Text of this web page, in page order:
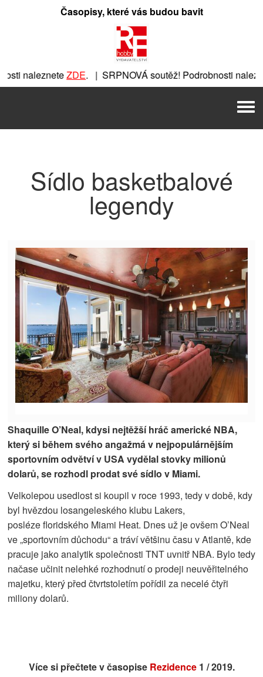
Časopisy, které vás budou bavit
nalezneteZDE. | SRPNOVÁ soutěž! Podrobnosti
. |
Sídlo basketbalové
legendy
Shaquille O’Neal, kdysi nejtěžší hráč americké NBA,
který si během svého angažmá v nejpopulárnějším
sportovním odvětví v USA vydělal stovky milionů
dolarů, se rozhodl prodat své sídlo v Miami.
Velkolepou usedlost si koupil v roce 1993, tedy v době, kdy
byl hvězdou losangeleského klubu Lakers,
posléze floridského Miami Heat. Dnes už je ovšem O’Neal
ve „sportovním důchodu“ a tráví většinu času v Atlantě, kde
pracuje jako analytik společnosti TNT uvnitř NBA. Bylo tedy
načase učinit nelehké rozhodnutí o prodeji neuvěřitelného
majetku, který před čtvrtstoletím pořídil za necelé čtyři
miliony dolarů.
Více si přečtete v časopise Rezidence1 / 2019.